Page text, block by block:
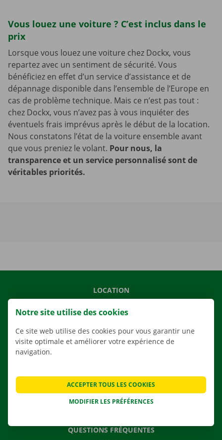
Vous louez une voiture ? C’est inclus dans le
prix
Lorsque vous louez une voiture chez Dockx, vous
repartez avec un sentiment de sécurité. Vous
bénéficiez en effet d’un service d’assistance et de
dépannage disponible dans l’ensemble de l’Europe en
cas de problème technique. Mais ce n’est pas tout :
chez Dockx, vous n’avez pas à vous inquiéter des
éventuels frais imprévus après le début de la location.
Nous constatons l’état de la voiture ensemble avant
que vous preniez le volant. Pour nous, la
transparence et un service personnalisé sont de
véritables priorités.
LOCATION
AGENCES
QUESTIONS FRÉQUENTES
Notre site utilise des cookies
Ce site web utilise des cookies pour vous garantir une
visite optimale et améliorer votre expérience de
navigation.
MODIFIER LES PRÉFÉRENCES
ACCEPTER TOUS LES COOKIES